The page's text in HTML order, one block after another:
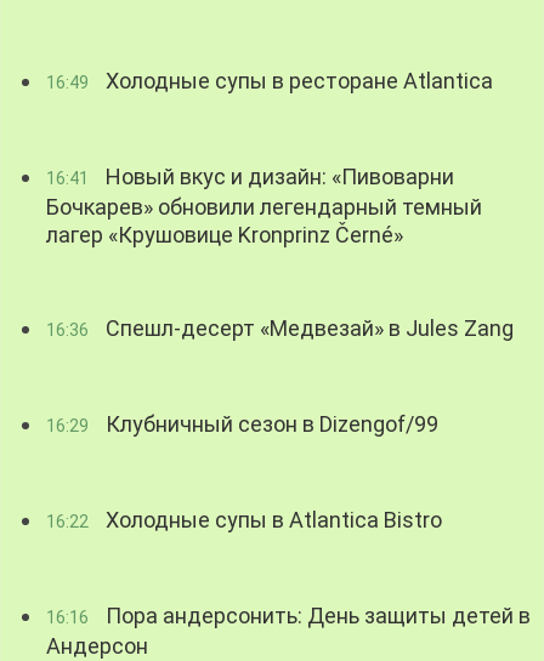
16:49 Холодные супы в ресторане Atlantica
16:41
Новый вкус и дизайн: «Пивоварни
Бочкарев» обновили легендарный темный
лагер «Крушовице Kronprinz Černé»
16:36 Спешл-десерт «Медвезай» в Jules Zang
16:29 Клубничный сезон в Dizengof/99
16:22 Холодные супы в Atlantica Bistro
16:16
Пора андерсонить: День защиты детей в
Андерсон